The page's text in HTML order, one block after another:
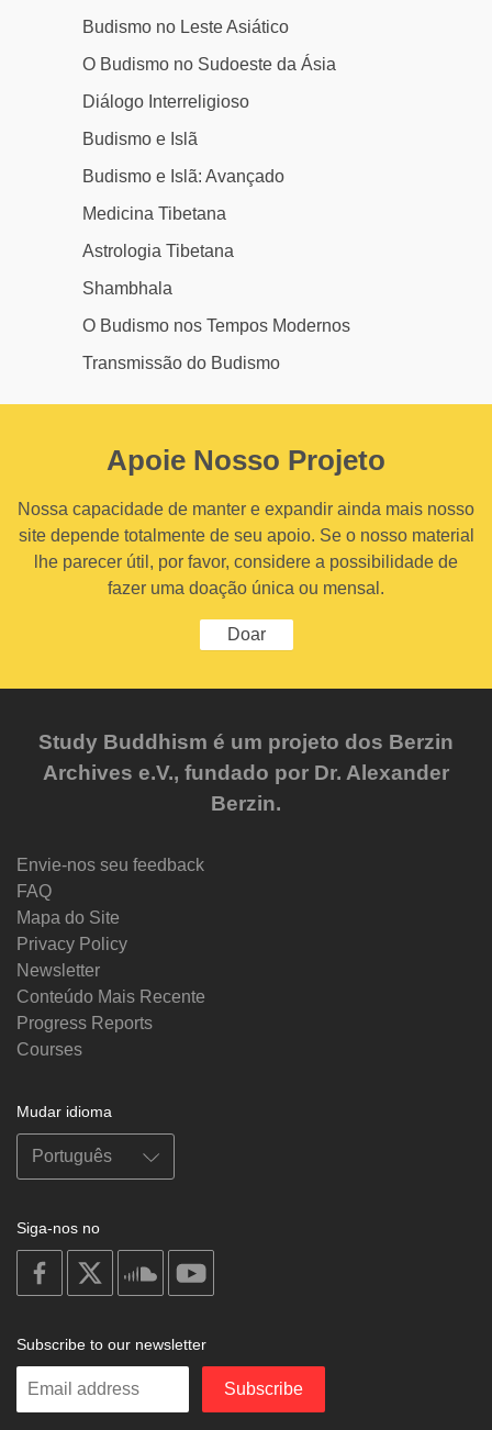
Budismo no Leste Asiático
O Budismo no Sudoeste da Ásia
Diálogo Interreligioso
Budismo e Islã
Budismo e Islã: Avançado
Medicina Tibetana
Astrologia Tibetana
Shambhala
O Budismo nos Tempos Modernos
Transmissão do Budismo
Apoie Nosso Projeto
Nossa capacidade de manter e expandir ainda mais nosso
site depende totalmente de seu apoio. Se o nosso material
lhe parecer útil, por favor, considere a possibilidade de
fazer uma doação única ou mensal.
Doar
Study Buddhism é um projeto dos Berzin
Archives e.V., fundado por Dr. Alexander
Berzin.
Envie-nos seu feedback
FAQ
Mapa do Site
Privacy Policy
Newsletter
Conteúdo Mais Recente
Progress Reports
Courses
Mudar idioma
Siga-nos no
on
facebook
soundcloud
Subscribe to our newsletter
Enter
Subscribe